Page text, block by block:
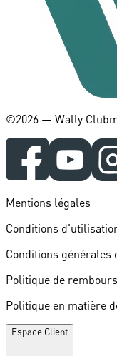
©️2026 — Wally
Mentions légales
Conditions
Conditions générales
Politique de
Politique en matière
Espace Client